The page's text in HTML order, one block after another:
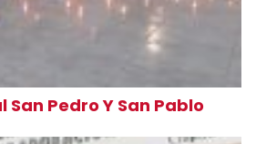
San Pedro Y San Pablo